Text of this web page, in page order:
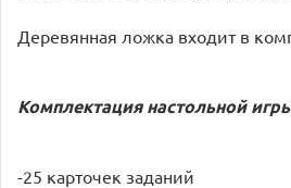
Деревянная ложка входит в
Комплектация настольной
-25 карточек заданий